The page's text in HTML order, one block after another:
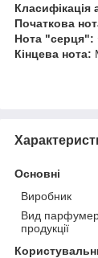
Класифікація
Початкова
Нота "серця":
Кінцева нота:
Основні
Виробник
Вид
продукції